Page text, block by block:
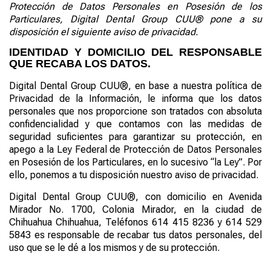
Protección de Datos Personales en Posesión de los
Particulares, Digital Dental GroupCUU®pone a su
disposición el siguiente aviso de privacidad.
IDENTIDAD Y DOMICILIO DEL RESPONSABLE
QUE RECABA LOS DATOS.
Digital Dental Group CUU®, en base a nuestra política de
Privacidad de la Información, le informa que los datos
personales que nos proporcione son tratados con absoluta
confidencialidad y que contamos con las medidas de
seguridad suficientes para garantizar su protección, en
apego a la Ley Federal de Protección de Datos Personales
en Posesión de los Particulares, en lo sucesivo “la Ley”. Por
ello, ponemos a tu disposición nuestro aviso de privacidad.
Digital DentalGroup CUU®, con domicilio enAvenida
Mirador No. 1700,Colonia Mirador, en la ciudad de
Chihuahua Chihuahua, Teléfonos 614 415 8236 y 614 529
5843 es responsable de recabar tus datos personales, del
uso que se le dé a los mismos y de su protección.